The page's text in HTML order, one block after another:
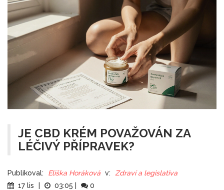
JE CBD KRÉM POVAŽOVÁN ZA
LÉČIVÝ PŘÍPRAVEK?
Publikoval: Eliška Horáková v:
Zdraví a legislativa
17 lis
| 03:05 | 0